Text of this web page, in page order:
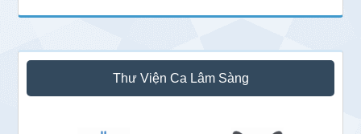
Thư Viện Ca Lâm Sàng